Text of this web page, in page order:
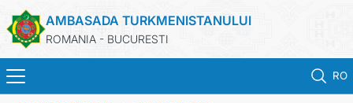
AMBASADA TURKMENISTANULUI
ROMANIA - BUCURESTI
RO